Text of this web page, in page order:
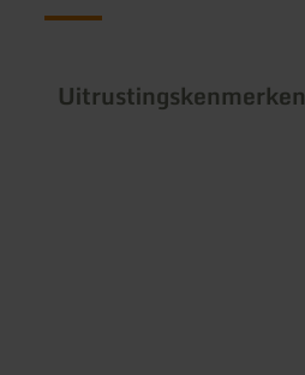
Uitrustingskenmerken